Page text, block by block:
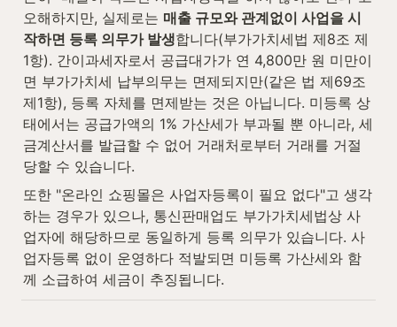
오해하지만, 실제로는 매출 규모와 관계없이 사업을 시
작하면 등록 의무가 발생합니다(부가가치세법 제8조 제
1항). 간이과세자로서 공급대가가 연 4,800만 원 미만이
면 부가가치세 납부의무는 면제되지만(같은 법 제69조
제1항), 등록 자체를 면제받는 것은 아닙니다. 미등록 상
태에서는 공급가액의 1% 가산세가 부과될 뿐 아니라, 세
금계산서를 발급할 수 없어 거래처로부터 거래를 거절
당할 수 있습니다.
또한 "온라인 쇼핑몰은 사업자등록이 필요 없다"고 생각
하는 경우가 있으나, 통신판매업도 부가가치세법상 사
업자에 해당하므로 동일하게 등록 의무가 있습니다. 사
업자등록 없이 운영하다 적발되면 미등록 가산세와 함
께 소급하여 세금이 추징됩니다.